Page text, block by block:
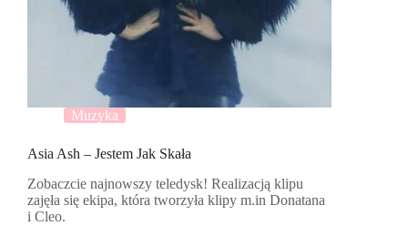
Muzyka
Asia Ash – Jestem Jak Skała
Zobaczcie najnowszy teledysk! Realizacją klipu
zajęła się ekipa, która tworzyła klipy m.in Donatana
i Cleo.